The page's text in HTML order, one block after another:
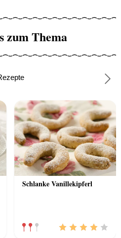
zum Thema
Schlanke Vanillekipferl